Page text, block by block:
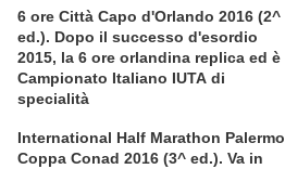
6 ore Città Capo d'Orlando 2016 (2^
ed.). Dopo il successo d'esordio
2015, la 6 ore orlandina replica ed è
Campionato Italiano IUTA di
specialità
International Half Marathon Palermo
Coppa Conad 2016 (3^ ed.). Va in